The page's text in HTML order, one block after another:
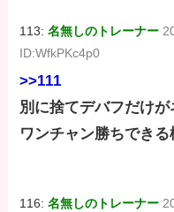
113:名無しのトレーナー
ID:WfkPKc4p0
>>111
別に捨てデバフだけ
ワンチャン勝ちでき
116:名無しのトレーナー